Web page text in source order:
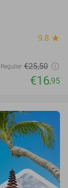
9.8 star
Regulier €25,50
€16,95